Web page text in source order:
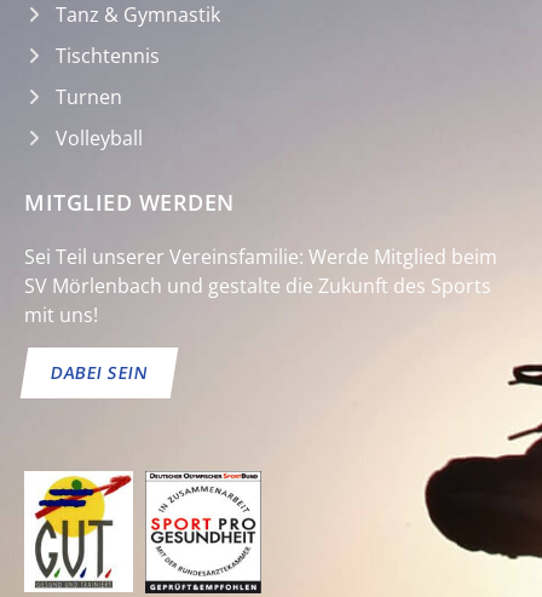
Tanz & Gymnastik
Tischtennis
Turnen
Volleyball
MITGLIED WERDEN
Sei Teil unserer Vereinsfamilie: Werde Mitglied beim
SV Mörlenbach und gestalte die Zukunft des Sports
mit uns!
DABEI SEIN